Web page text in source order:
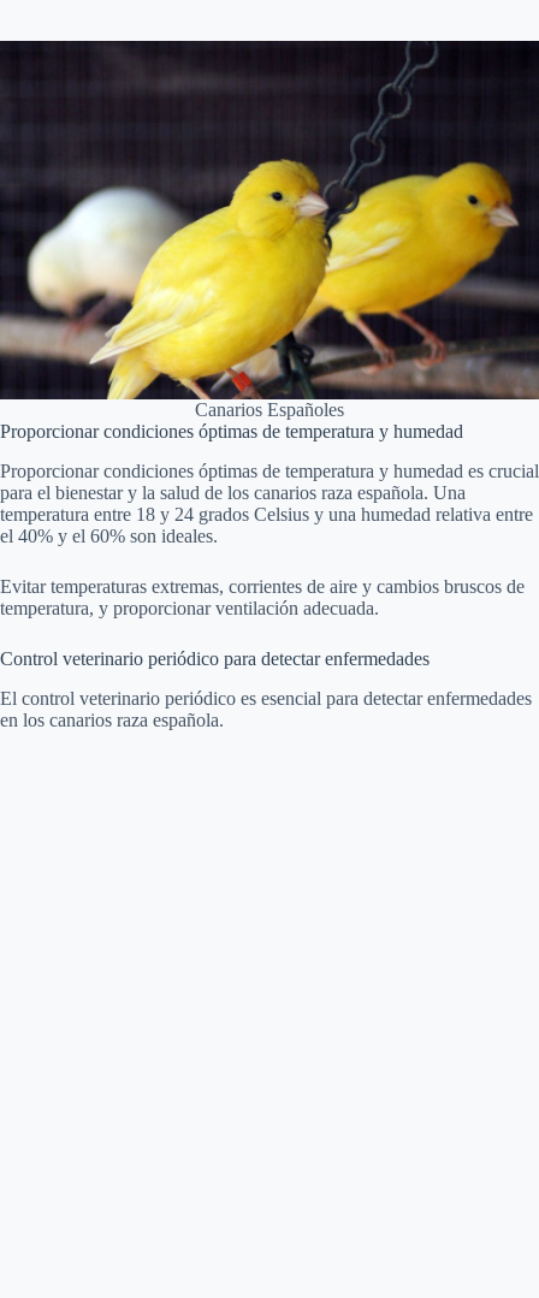
Canarios Españoles
Proporcionar condiciones óptimas de temperatura y humedad
Proporcionar condiciones óptimas de temperatura y humedad es crucial
para el bienestar y la salud de los canarios raza española. Una
temperatura entre 18 y 24 grados Celsius y una humedad relativa entre
el 40% y el 60% son ideales.
Evitar temperaturas extremas, corrientes de aire y cambios bruscos de
temperatura, y proporcionar ventilación adecuada.
Control veterinario periódico para detectar enfermedades
El control veterinario periódico es esencial para detectar enfermedades
en los canarios raza española.